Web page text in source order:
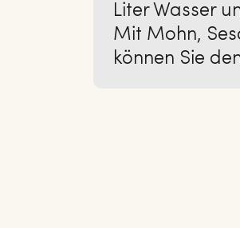
Liter Wasser
Mit Mohn,
können Sie